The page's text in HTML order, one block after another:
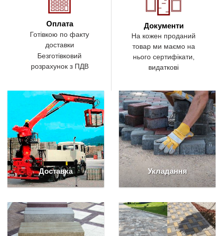
Оплата
Готівкою по факту
доставки
Безготівковий
розрахунок з ПДВ
Документи
На кожен проданий
товар ми маємо на
нього сертифікати,
видаткові
Доставка Укладання